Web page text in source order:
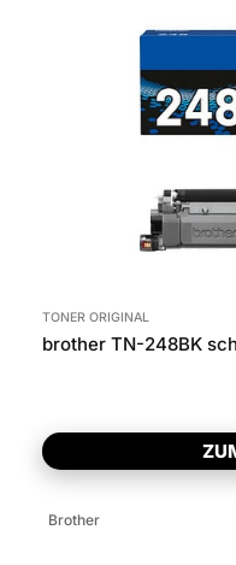
TONER ORIGINAL
Brother